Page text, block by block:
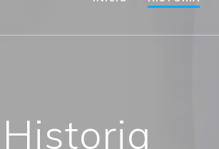
Historia